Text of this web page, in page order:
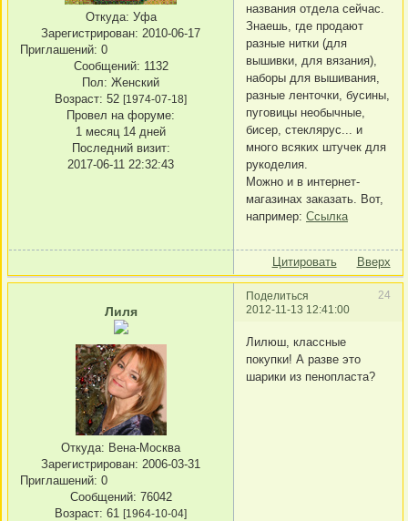
Откуда: Уфа
Зарегистрирован: 2010-06-17
Приглашений: 0
Сообщений: 1132
Пол: Женский
Возраст: 52 [1974-07-18]
Провел на форуме:
1 месяц 14 дней
Последний визит:
2017-06-11 22:32:43
названия отдела сейчас.
Знаешь, где продают
разные нитки (для
вышивки, для вязания),
наборы для вышивания,
разные ленточки, бусины,
пуговицы необычные,
бисер, стеклярус... и
много всяких штучек для
рукоделия.
Можно и в интернет-
магазинах заказать. Вот,
например: Ссылка
Цитировать Вверх
Поделиться
24
2012-11-13 12:41:00
Лиля
Откуда: Вена-Москва
Зарегистрирован: 2006-03-31
Приглашений: 0
Сообщений: 76042
Возраст: 61 [1964-10-04]
Лилюш, классные
покупки! А разве это
шарики из пенопласта?